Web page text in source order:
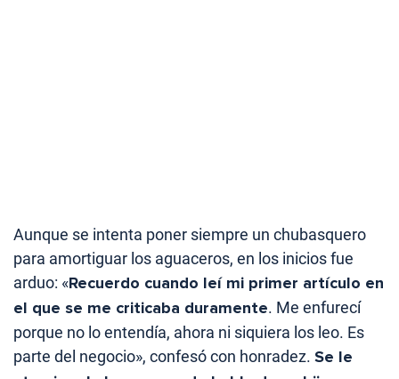
Aunque se intenta poner siempre un chubasquero
para amortiguar los aguaceros, en los inicios fue
arduo: «Recuerdo cuando leí mi primer artículo en
el que se me criticaba duramente. Me enfurecí
porque no lo entendía, ahora ni siquiera los leo. Es
parte del negocio», confesó con honradez. Se le